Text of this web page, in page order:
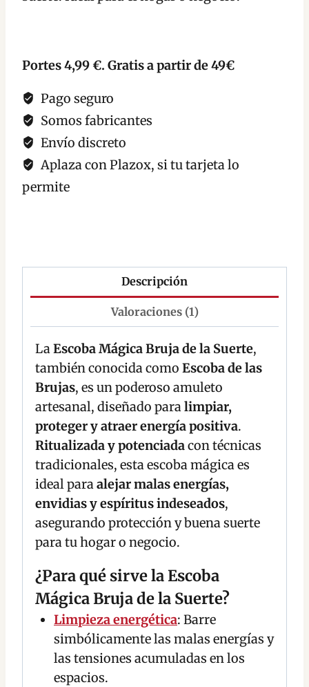
Portes 4,99 €. Gratis a partir de 49€
Pago seguro
Somos fabricantes
Envío discreto
Aplaza con Plazox, si tu tarjeta lo
permite
Descripción
Valoraciones (1)
LaEscoba Mágica Bruja de la Suerte,
también conocida como Escoba de las
Brujas, es un poderoso amuleto
artesanal, diseñado paralimpiar,
proteger y atraer energía positiva.
Ritualizada y potenciadacon técnicas
tradicionales, esta escoba mágica es
ideal paraalejar malas energías,
envidias y espíritus indeseados,
asegurando protección y buena suerte
para tu hogar o negocio.
¿Para qué sirve la Escoba
Mágica Bruja de la Suerte?
Limpieza energética: Barre
simbólicamente las malas energías y
las tensiones acumuladas en los
espacios.